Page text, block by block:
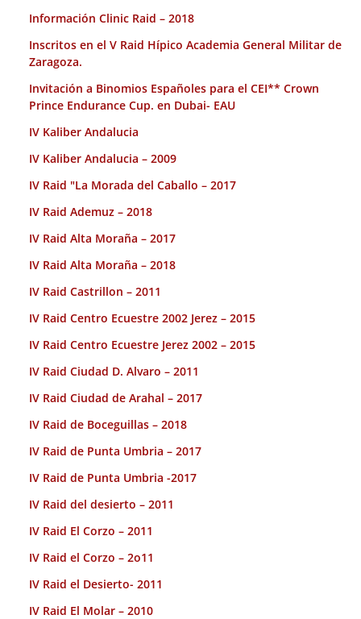
Información Clinic Raid – 2018
Inscritos en el V Raid Hípico Academia General Militar de
Zaragoza.
Invitación a Binomios Españoles para el CEI** Crown
Prince Endurance Cup. en Dubai- EAU
IV Kaliber Andalucia
IV Kaliber Andalucia – 2009
IV Raid "La Morada del Caballo – 2017
IV Raid Ademuz – 2018
IV Raid Alta Moraña – 2017
IV Raid Alta Moraña – 2018
IV Raid Castrillon – 2011
IV Raid Centro Ecuestre 2002 Jerez – 2015
IV Raid Centro Ecuestre Jerez 2002 – 2015
IV Raid Ciudad D. Alvaro – 2011
IV Raid Ciudad de Arahal – 2017
IV Raid de Boceguillas – 2018
IV Raid de Punta Umbria – 2017
IV Raid de Punta Umbria -2017
IV Raid del desierto – 2011
IV Raid El Corzo – 2011
IV Raid el Corzo – 2o11
IV Raid el Desierto- 2011
IV Raid El Molar – 2010